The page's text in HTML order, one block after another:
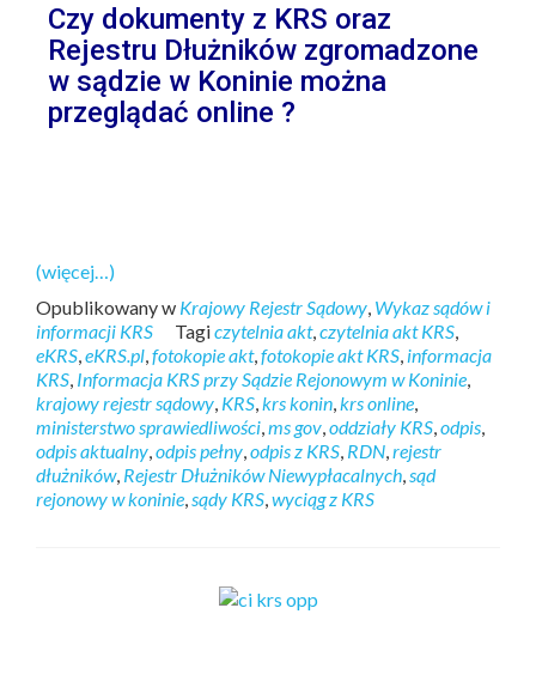
Czy dokumenty z KRS oraz
Rejestru Dłużników zgromadzone
w sądzie w Koninie można
przeglądać online ?
(więcej…)
Opublikowany w Krajowy Rejestr Sądowy, Wykaz sądów i
informacji KRS
Tagiczytelnia akt,czytelnia akt KRS,
eKRS,eKRS.pl,fotokopie akt,fotokopie akt KRS, informacja
KRS, Informacja KRS przy Sądzie Rejonowym w Koninie,
krajowy rejestr sądowy, KRS,krs konin,krs online,
ministerstwo sprawiedliwości,ms gov,oddziały KRS,odpis,
odpis aktualny,odpis pełny,odpis z KRS, RDN,rejestr
dłużników, Rejestr Dłużników Niewypłacalnych,sąd
rejonowy w koninie,sądy KRS,wyciąg z KRS